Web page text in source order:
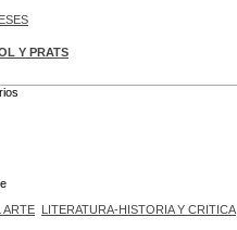
Y PRATS
ARTE LITERATURA-HISTORIA Y CRITICA